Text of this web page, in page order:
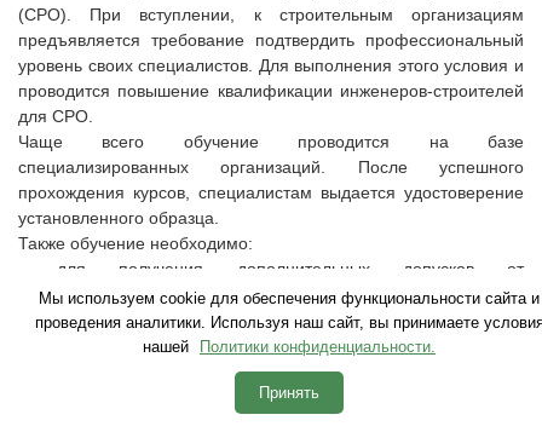
(СРО). При вступлении, к строительным организациям
предъявляется требование подтвердить профессиональный
уровень своих специалистов. Для выполнения этого условия и
проводится повышение квалификации инженеров-строителей
для СРО.
Чаще всего обучение проводится на базе
специализированных организаций. После успешного
прохождения курсов, специалистам выдается удостоверение
установленного образца.
Также обучение необходимо:
- для получения дополнительных допусков от
саморегулирующей организации;
- при подготовке к плановой проверке.
Таким образом, для большинства строительных компаний
регулярное повышение квалификации в строительстве
является обязательным. Если это требование не выполнять,
Мы используем cookie для обеспечения функциональности сайта и
проведения аналитики. Используя наш сайт, вы принимаете
нашей
Политики конфиденциальности.
Принять